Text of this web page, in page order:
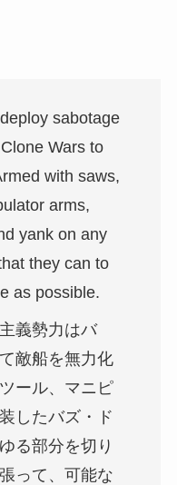
sabotage
Wars to
with saws,
arms,
yank on any
they can to
as possible.
義勢力はバ
敵船を無力化
ール、マニピ
したバズ・ド
る部分を切り
って、可能な